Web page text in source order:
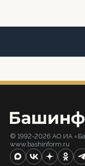
© 1992-2026 АО ИА
www.bashinform.ru